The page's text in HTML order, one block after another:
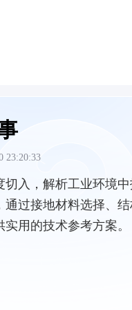
23:20:33
切入，解析工业环境
通过接地材料选择、
用的技术参考方案。